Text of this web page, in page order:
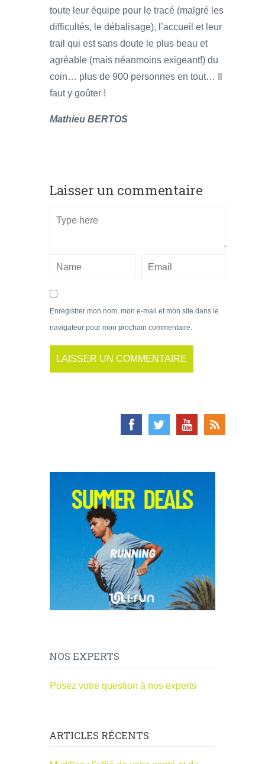
toute leur équipe pour le tracé (malgré les
difficultés, le débalisage), l’accueil et leur
trail qui est sans doute le plus beau et
agréable (mais néanmoins exigeant!) du
coin… plus de 900 personnes en tout… Il
faut y goûter !
Mathieu BERTOS
Laisser un commentaire
Enregistrer mon nom, mon e-mail et mon site dans le
navigateur pour mon prochain commentaire.
NOS EXPERTS
Posez votre question à nos experts
ARTICLES RÉCENTS